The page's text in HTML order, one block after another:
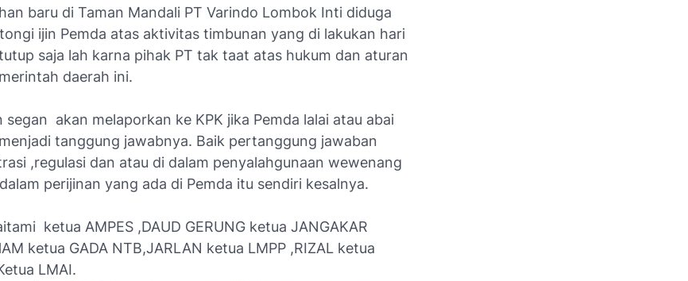
baru di Taman Mandali PT Varindo Lombok Inti diduga
ijin Pemda atas aktivitas timbunan yang di lakukan hari
saja lah karna pihak PT tak taat atas hukum dan aturan
daerah ini.
segan akan melaporkan ke KPK jika Pemda lalai atau abai
tanggung jawabnya. Baik pertanggung jawaban
,regulasi dan atau di dalam penyalahgunaan wewenang
perijinan yang ada di Pemda itu sendiri kesalnya.
ketua AMPES ,DAUD GERUNG ketua JANGAKAR
ketua GADA NTB,JARLAN ketua LMPP ,RIZAL ketua
LMAI.